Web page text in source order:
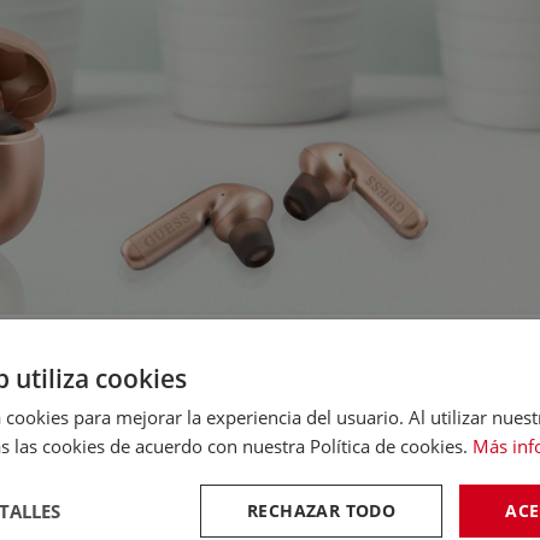
con un sonido claro y sin distorsiones. Habla todo lo
utiliza cookies
cookies para mejorar la experiencia del usuario. Al utilizar
las cookies de acuerdo con nuestra Política de cookies. Más
RECHAZAR TODO